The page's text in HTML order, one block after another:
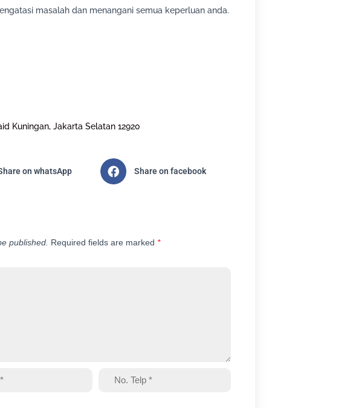
masalah dan menangani semua keperluan anda.
Kuningan, Jakarta Selatan 12920
on whatsApp Share on facebook
published. Required fields are marked *